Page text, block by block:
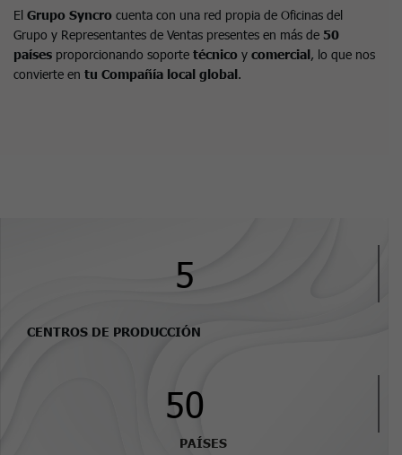
El Grupo Syncro cuenta con una red propia de Oficinas del
Grupo y Representantes de Ventas presentes en más de 50
países proporcionando soporte técnico y comercial, lo que nos
convierte en tu Compañía local global.
5
CENTROS DE PRODUCCIÓN
50
PAÍSES